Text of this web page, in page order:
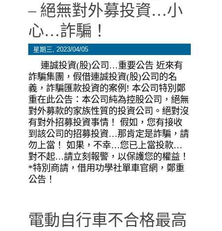
– 絕無對外募投資…小
心…詐騙！
星期三, 2023/04/05
連誠投資(股)公司…重要公告 近來有
詐騙集團，假借連誠投資(股)公司的名
義，詐騙匯款投資的案例! 本公司特別鄭
重在此公告：本公司純為控股公司，絕無
對外募款的家族性質的投資公司。絕對沒
有對外招募投資事情！ 假如，您有接收
到該公司的招募投資…那肯定是詐騙，請
勿上當！ 如果，不幸…您已上當投款…
對不起…請立刻報警，以保護您的權益！
*特別商請，借用功學社單車官網，鄭重
公告！
電動自行車不合格最高